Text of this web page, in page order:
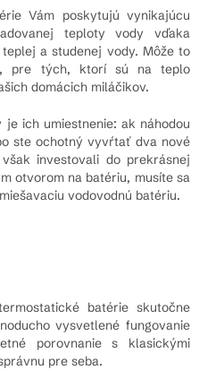
Vám poskytujú vynikajúcu
teploty vody vďaka
a studenej vody. Môže to
pre tých, ktorí sú na teplo
domácich miláčikov.
ich umiestnenie: ak náhodou
ste ochotný vyvŕtať dva nové
investovali do prekrásnej
otvorom na batériu, musíte sa
vodovodnú batériu.
batérie skutočne
vysvetlené fungovanie
porovnanie s klasickými
pre seba.